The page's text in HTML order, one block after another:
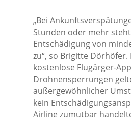
„Bei
Stunden oder mehr
Entschädigung von
zu“, so Brigitte Dörhöfer.
kostenlose Flugärger-
Drohnensperrungen
außergewöhnlicher
kein
Airline zumutbar